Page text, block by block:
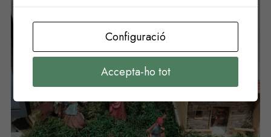
Configuració
Accepta-ho tot